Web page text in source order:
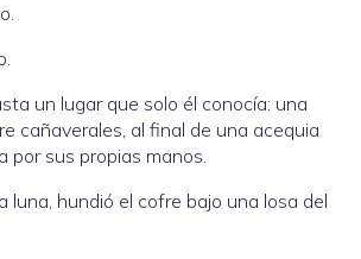
un lugar que solo él conocía: una
cañaverales, al final de una acequia
por sus propias manos.
luna, hundió el cofre bajo una losa del